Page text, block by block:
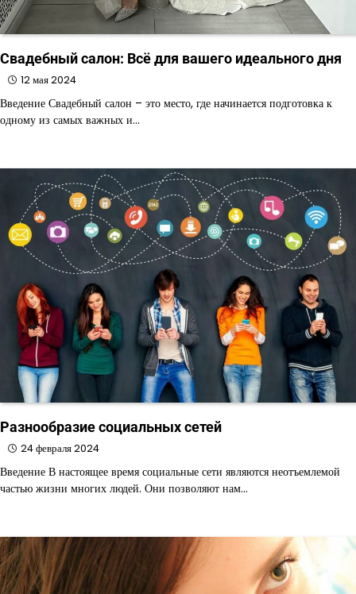
Свадебный салон: Всё для вашего идеального дня
12 мая 2024
Введение Свадебный салон – это место, где начинается подготовка к
одному из самых важных и…
Разнообразие социальных сетей
24 февраля 2024
Введение В настоящее время социальные сети являются неотъемлемой
частью жизни многих людей. Они позволяют нам…